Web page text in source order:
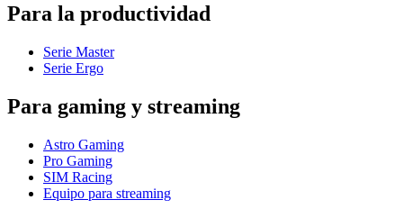
Para la productividad
Serie Master
Serie Ergo
Para gaming y streaming
Astro Gaming
Pro Gaming
SIM Racing
Equipo para streaming